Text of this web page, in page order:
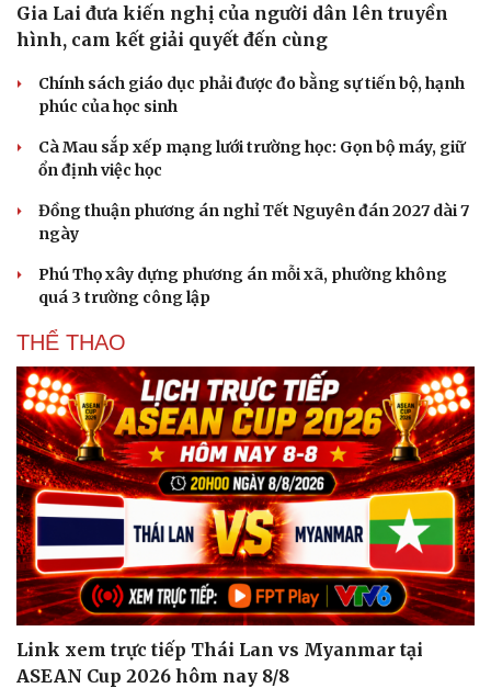
Gia Lai đưa kiến nghị của người dân lên truyền
hình, cam kết giải quyết đến cùng
Chính sách giáo dục phải được đo bằng sự tiến bộ, hạnh
phúc của học sinh
Cà Mau sắp xếp mạng lưới trường học: Gọn bộ máy, giữ
ổn định việc học
Đồng thuận phương án nghỉ Tết Nguyên đán 2027 dài 7
ngày
Phú Thọ xây dựng phương án mỗi xã, phường không
quá 3 trường công lập
THỂ THAO
Link xem trực tiếp Thái Lan vs Myanmar tại
ASEAN Cup 2026 hôm nay 8/8